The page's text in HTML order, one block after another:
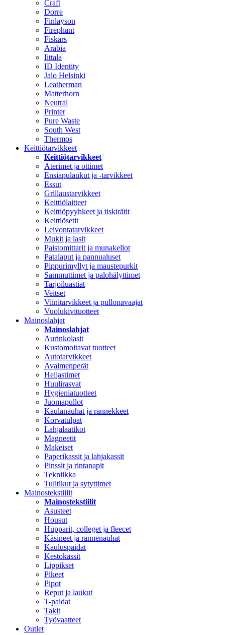
Craft
Dorre
Finlayson
Firephant
Fiskars
Arabia
Iittala
ID Identity
Jalo Helsinki
Leatherman
Matterhorn
Neutral
Printer
Pure Waste
South West
Thermos
Keittiötarvikkeet
Keittiötarvikkeet
Aterimet ja ottimet
Ensiapulaukut ja -tarvikkeet
Essut
Grillaustarvikkeet
Keittiölaitteet
Keittiöpyyhkeet ja tiskirätit
Keittiösetit
Leivontatarvikkeet
Mukit ja lasit
Paistomittarit ja munakellot
Patalaput ja pannualuset
Pippurimyllyt ja maustepurkit
Sammuttimet ja palohälyttimet
Tarjoiluastiat
Veitset
Viinitarvikkeet ja pullonavaajat
Vuolukivituotteet
Mainoslahjat
Mainoslahjat
Aurinkolasit
Kustomoitavat tuotteet
Autotarvikkeet
Avaimenperät
Heijastimet
Huulirasvat
Hygieniatuotteet
Juomapullot
Kaulanauhat ja rannekkeet
Korvatulpat
Lahjalaatikot
Magneetit
Makeiset
Paperikassit ja lahjakassit
Pinssit ja rintanapit
Tekniikka
Tulitikut ja sytyttimet
Mainostekstiilit
Mainostekstiilit
Asusteet
Housut
Hupparit, colleget ja fleecet
Käsineet ja rannenauhat
Kauluspaidat
Kestokassit
Lippikset
Pikeet
Pipot
Reput ja laukut
T-paidat
Takit
Työvaatteet
Outlet